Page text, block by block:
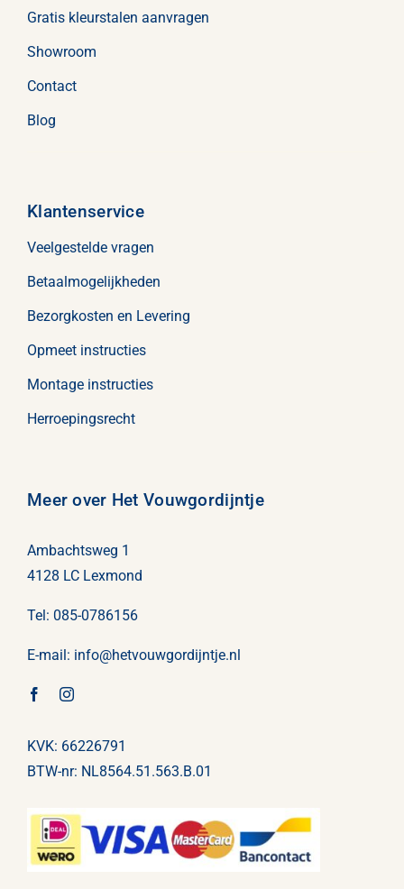
Gratis kleurstalen aanvragen
Showroom
Contact
Blog
Klantenservice
Veelgestelde vragen
Betaalmogelijkheden
Bezorgkosten en Levering
Opmeet instructies
Montage instructies
Herroepingsrecht
Meer over Het Vouwgordijntje
Ambachtsweg 1
4128 LC Lexmond
Tel: 085-0786156
E-mail: info@hetvouwgordijntje.nl
KVK: 66226791
BTW-nr: NL8564.51.563.B.01